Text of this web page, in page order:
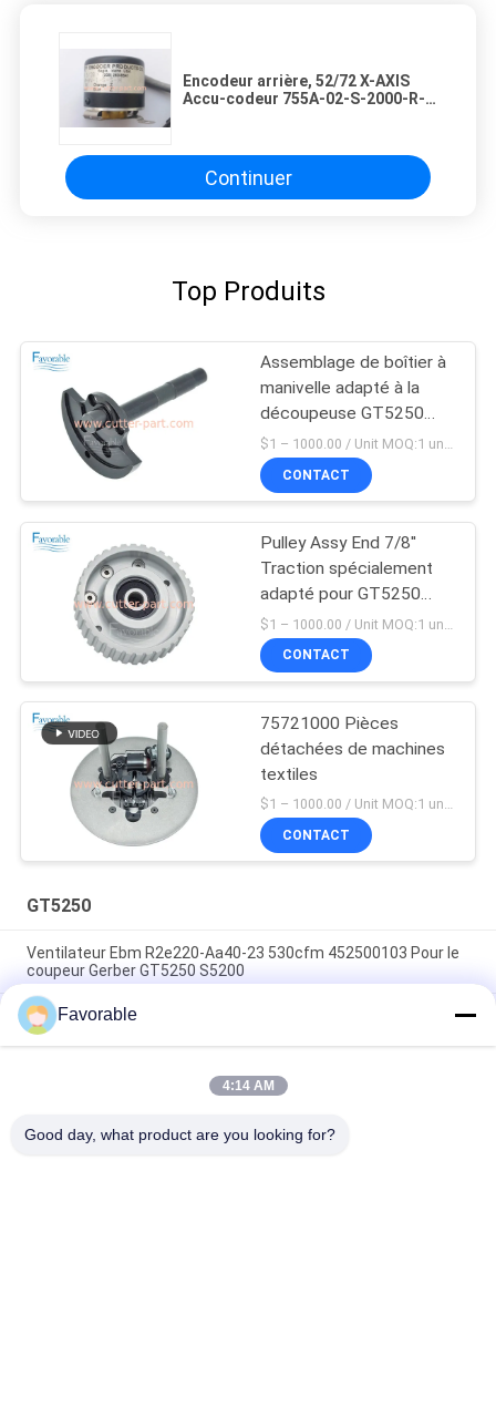
Encodeur arrière, 52/72 X-AXIS
Accu-codeur 755A-02-S-2000-R-
Continuer
Top Produits
Assemblage de boîtier à
manivelle adapté à la
découpeuse GT5250
66469001
CONTACT
Pulley Assy End 7/8''
Traction spécialement
adapté pour GT5250
67902002
CONTACT
75721000 Pièces
détachées de machines
textiles
$1 – 1000.00 / Unit MOQ:1 unité / unités ne négocient
CONTACT
GT5250
Ventilateur Ebm R2e220-Aa40-23 530cfm 452500103 Pour le
coupeur Gerber GT5250 S5200
Graisse multi-usages blanche avec PTFE, Renolit ST80,
particulièrement adaptée pour GT5250 GT7250, pièce
596500005
Transducteur, KI, ASSY, CABLE COURT 0240-00281 Pour
Favorable
4:14 AM
Good day, what product are you looking for?